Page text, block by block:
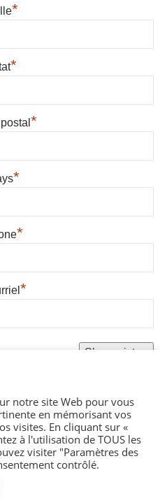
*
*
*
*
*
*
notre site Web pour vous
en mémorisant vos
visites. En cliquant sur «
à l'utilisation de TOUS les
visiter "Paramètres des
contrôlé.